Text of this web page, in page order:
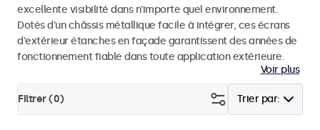
excellente visibilité dans n'importe quel environnement.
Dotés d'un châssis métallique facile à intégrer, ces écrans
d'extérieur étanches en façade garantissent des années de
fonctionnement fiable dans toute application extérieure.
Voir plus
Trier par:
Filtrer (0)